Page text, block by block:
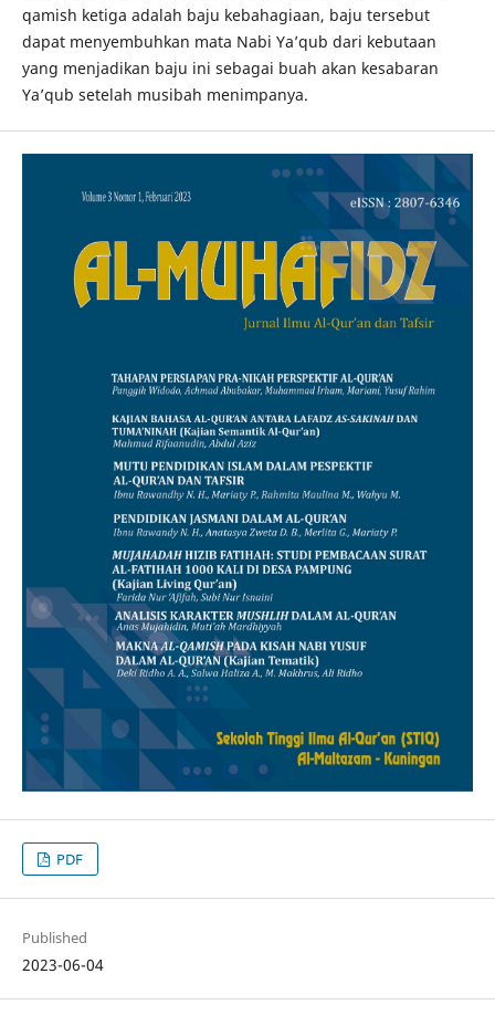
qamish ketiga adalah baju kebahagiaan, baju tersebut
dapat menyembuhkan mata Nabi Ya’qub dari kebutaan
yang menjadikan baju ini sebagai buah akan kesabaran
Ya’qub setelah musibah menimpanya.
PDF
Published
2023-06-04